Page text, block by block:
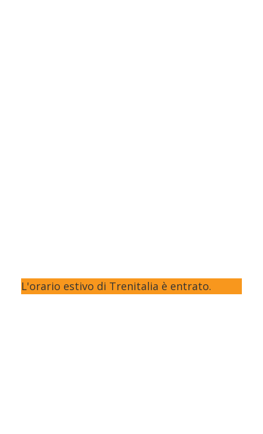
L'orario estivo di Trenitalia è entrato.